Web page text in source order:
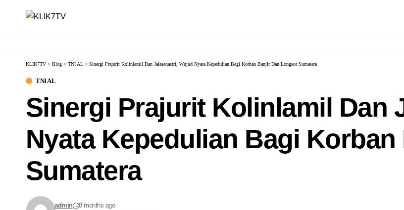
KLIK7TV > Blog > TNI AL > Sinergi Prajurit Kolinlamil Dan Jalasenastri, Wujud Nyata Kepedulian Bagi Korban Banjir Dan Longsor Sumatera
TNI AL
Sinergi Prajurit Kolinlamil Dan
Nyata Kepedulian Bagi
Sumatera
admin 8 months ago